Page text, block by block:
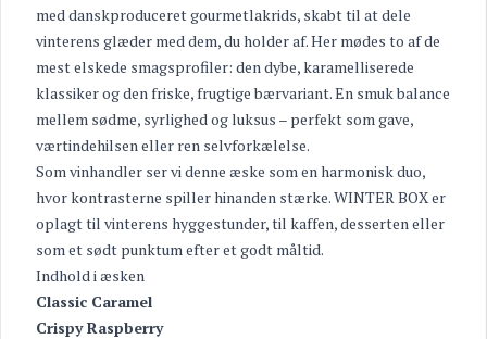
med danskproduceret gourmetlakrids, skabt til at dele
vinterens glæder med dem, du holder af. Her mødes to af de
mest elskede smagsprofiler: den dybe, karamelliserede
klassiker og den friske, frugtige bærvariant. En smuk balance
mellem sødme, syrlighed og luksus – perfekt som gave,
værtindehilsen eller ren selvforkælelse.
Som vinhandler ser vi denne æske som en harmonisk duo,
hvor kontrasterne spiller hinanden stærke. WINTER BOX er
oplagt til vinterens hyggestunder, til kaffen, desserten eller
som et sødt punktum efter et godt måltid.
Indhold i æsken
Classic Caramel
Crispy Raspberry